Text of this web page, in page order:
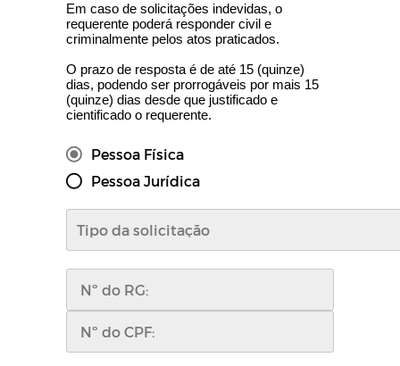
Em caso de solicitações indevidas, o
requerente poderá responder civil e
criminalmente pelos atos praticados.
O prazo de resposta é de até 15 (quinze)
dias, podendo ser prorrogáveis por mais 15
(quinze) dias desde que justificado e
cientificado o requerente.
Pessoa Física
Pessoa Jurídica